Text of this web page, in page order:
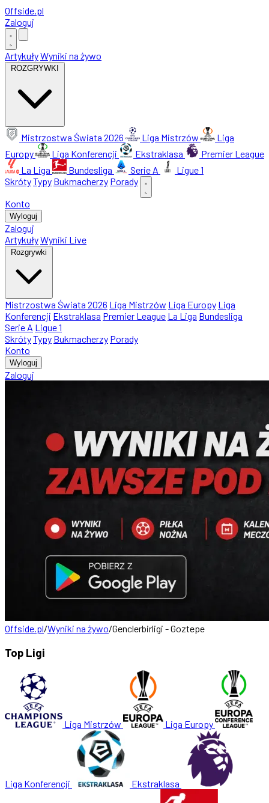
Offside.pl
Zaloguj
ArtykułyWyniki na żywo
ROZGRYWKI
Mistrzostwa Świata 2026 Liga Mistrzów
Liga
Europy
Liga Konferencji Ekstraklasa
Premier League
La Liga
Bundesliga Serie A
Ligue 1
SkrótyTypy Bukmacherzy Porady
Konto
Wyloguj
Zaloguj
ArtykułyWyniki Live
Rozgrywki
Mistrzostwa Świata 2026 Liga Mistrzów Liga Europy Liga
Konferencji Ekstraklasa Premier League La Liga Bundesliga
Serie A Ligue 1
SkrótyTypy Bukmacherzy Porady
Konto
Wyloguj
Zaloguj
Offside.pl/Wyniki na żywo/Genclerbirligi - Goztepe
Top Ligi
Liga Mistrzów Liga Europy
Liga Konferencji Ekstraklasa